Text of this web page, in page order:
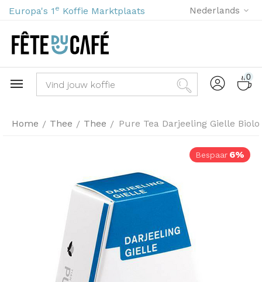
Europa's 1 e Koffie Marktplaats Nederlands
0
Home / Thee / Thee / Pure Tea Darjeeling Gielle
Bespaar 6%